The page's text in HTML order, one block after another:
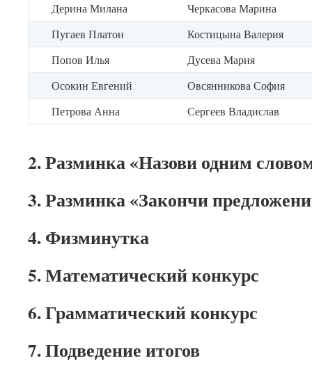
Дерина Милана
Черкасова Марина
Пугаев Платон
Костицына Валерия
Попов Илья
Дусева Мария
Осокин Евгений
Овсянникова София
Петрова Анна
Сергеев Владислав
2. Разминка «Назови одним
3. Разминка «Закончи
4. Физминутка
5. Математический конкурс
6. Грамматический конкурс
7. Подведение итогов